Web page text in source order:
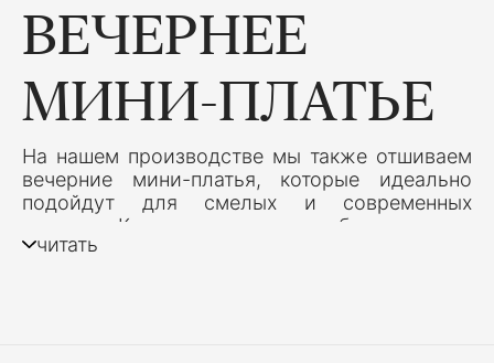
ВЕЧЕРНЕЕ
МИНИ-ПЛАТЬЕ
На нашем производстве мы также отшиваем
вечерние мини-платья, которые идеально
подойдут для смелых и современных
женщин. Каждое платье разрабатывается с
акцентом на актуальные тенденции и
читать